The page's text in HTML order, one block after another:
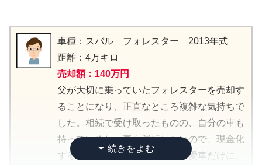
車種：スバル フォレスター 2013年式
距離：4万キロ
売却額：140万円
父が大切に乗っていたフォレスターを売却す
ることになり、正直なところ複雑な気持ちで
した。相続で受け取ったものの、自分の車も
持っているし、妻も運転しないので、現金化
するしかないなと。でも、父の愛車だけに、